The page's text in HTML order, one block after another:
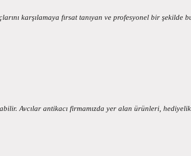
karşılamaya fırsat tanıyan ve profesyonel bir şekilde
Avcılar antikacı firmamızda yer alan ürünleri,